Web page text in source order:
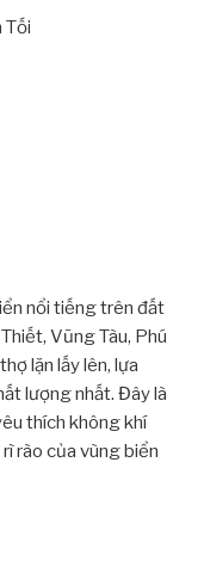
Tối
nổi tiếng trên đất
Vũng Tàu, Phú
lặn lấy lên, lựa
lượng nhất. Đây là
thích không khí
rào của vùng biển